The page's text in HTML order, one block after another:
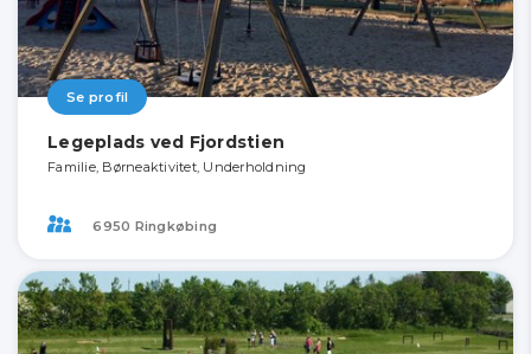
Se profil
Legeplads ved Fjordstien
Familie, Børneaktivitet, Underholdning
6950 Ringkøbing